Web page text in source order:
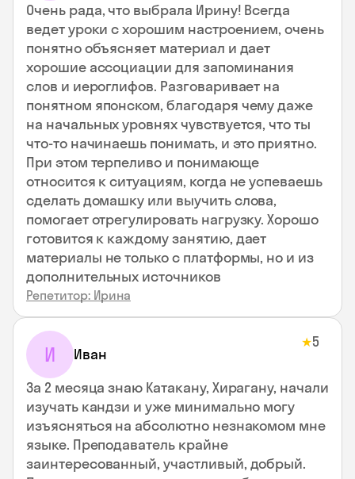
Очень рада, что выбрала Ирину! Всегда
ведет уроки с хорошим настроением, очень
понятно объясняет материал и дает
хорошие ассоциации для запоминания
слов и иероглифов. Разговаривает на
понятном японском, благодаря чему даже
на начальных уровнях чувствуется, что ты
что-то начинаешь понимать, и это приятно.
При этом терпеливо и понимающе
относится к ситуациям, когда не успеваешь
сделать домашку или выучить слова,
помогает отрегулировать нагрузку. Хорошо
готовится к каждому занятию, дает
материалы не только с платформы, но и из
дополнительных источников
Репетитор: Ирина
И Иван
★5
За 2 месяца знаю Катакану, Хирагану, начали
изучать кандзи и уже минимально могу
изъясняться на абсолютно незнакомом мне
языке. Преподаватель крайне
заинтересованный, участливый, добрый.